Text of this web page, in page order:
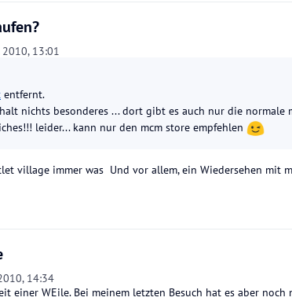
2010, 13:01
entfernt.
nichts besonderes ... dort gibt es auch nur die normale
leider... kann nur den mcm store empfehlen
village immer was Und vor allem, ein Wiedersehen mit
14:34
einer WEile. Bei meinem letzten Besuch hat es aber